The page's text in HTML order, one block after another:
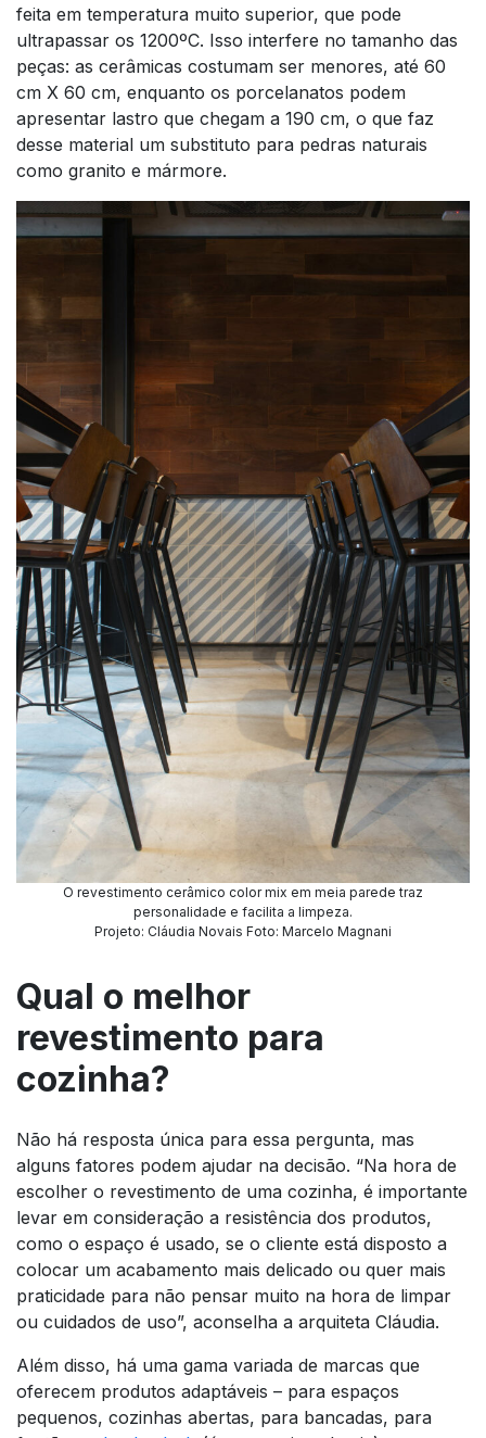
feita em temperatura muito superior, que pode
ultrapassar os 1200ºC. Isso interfere no tamanho das
peças: as cerâmicas costumam ser menores, até 60
cm X 60 cm, enquanto os porcelanatos podem
apresentar lastro que chegam a 190 cm, o que faz
desse material um substituto para pedras naturais
como granito e mármore.
O revestimento cerâmico color mix em meia parede traz
personalidade e facilita a limpeza.
Projeto: Cláudia Novais Foto: Marcelo Magnani
Qual o melhor
revestimento para
cozinha?
Não há resposta única para essa pergunta, mas
alguns fatores podem ajudar na decisão. “Na hora de
escolher o revestimento de uma cozinha, é importante
levar em consideração a resistência dos produtos,
como o espaço é usado, se o cliente está disposto a
colocar um acabamento mais delicado ou quer mais
praticidade para não pensar muito na hora de limpar
ou cuidados de uso”, aconselha a arquiteta Cláudia.
Além disso, há uma gama variada de marcas que
oferecem produtos adaptáveis – para espaços
pequenos, cozinhas abertas, para bancadas, para